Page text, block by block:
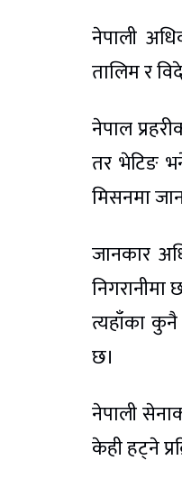
नेपाली
तालिम र
नेपाल
तर भेटिङ
मिसनमा
जानकार
त्यहाँका कुनै
छ।
नेपाली
केही हट्ने